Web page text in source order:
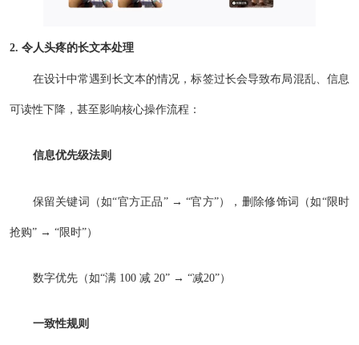
2. 令人头疼的长文本处理
在设计中常遇到长文本的情况，标签过长会导致布局混乱、信息
可读性下降，甚至影响核心操作流程：
信息优先级法则
保留关键词（如“官方正品” → “官方”），删除修饰词（如“限时
抢购” → “限时”）
数字优先（如“满 100 减 20” → “减20”）
一致性规则